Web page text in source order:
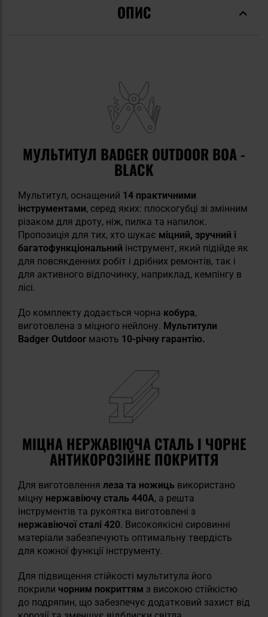
ОПИС
МУЛЬТИТУЛ BADGER OUTDOOR BOA -
BLACK
Мультитул, оснащений 14 практичними
інструментами, серед яких: плоскогубці зі змінним
різаком для дроту, ніж, пилка та напилок.
Пропозиція для тих, хто шукає міцний, зручний і
багатофункціональний інструмент, який підійде як
для повсякденних робіт і дрібних ремонтів, так і
для активного відпочинку, наприклад, кемпінгу в
лісі.
До комплекту додається чорна кобура,
виготовлена з міцного нейлону. Мультитули
Badger Outdoor мають 10-річну гарантію.
МІЦНА НЕРЖАВІЮЧА СТАЛЬ І ЧОРНЕ
АНТИКОРОЗІЙНЕ ПОКРИТТЯ
Для виготовлення леза та ножиць використано
міцну нержавіючу сталь 440A, а решта
інструментів та рукоятка виготовлені з
нержавіючої сталі 420. Високоякісні сировинні
матеріали забезпечують оптимальну твердість
для кожної функції інструменту.
Для підвищення стійкості мультитула його
покрили чорним покриттям з високою стійкістю
до подряпин, що забезпечує додатковий захист від